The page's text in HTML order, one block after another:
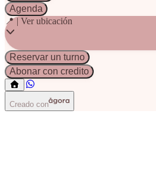
Agenda
📍 | Ver ubicación
Reservar un turno
Abonar con credito
Creado con